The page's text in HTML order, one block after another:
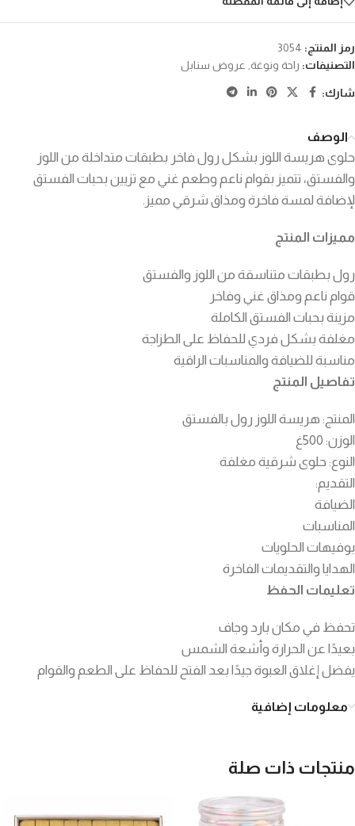
رمز المنتج: 3054
التصنيفات: راحة ونوغة عروض سنابل
شارك:
الوصف
حلوى هريسة اللوز بشكل رول فاخر بطبقات متداخلة من اللوز
والفستق، تتميز بقوام ناعم وطعم غني مع تزيين بحبات الفستق
لإضافة لمسة فاخرة ومذاق شرقي مميز.
مميزات المنتج
رول بطبقات متناسقة من اللوز والفستق
قوام ناعم ومذاق غني وفاخر
مزينة بحبات الفستق الكاملة
مغلفة بشكل فردي للحفاظ على الطزاجة
مناسبة للضيافة والمناسبات الراقية
تفاصيل المنتج
المنتج: هريسة اللوز رول بالفستق
الوزن: 500غ
النوع: حلوى شرقية مغلفة
التقديم:
الضيافة
المناسبات
بوفيهات الحلويات
الهدايا والتقديمات الفاخرة
تعليمات الحفظ
تحفظ في مكان بارد وجاف
بعيدًا عن الحرارة وأشعة الشمس
يفضل إغلاق العبوة جيدًا بعد الفتح للحفاظ على الطعم والقوام
معلومات إضافية
منتجات ذات صلة